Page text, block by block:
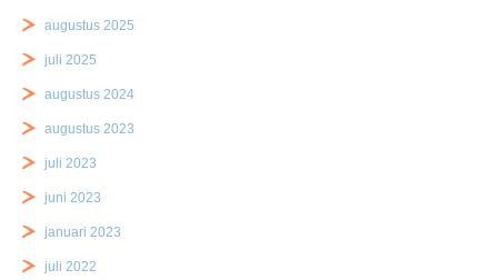
augustus 2025
juli 2025
augustus 2024
augustus 2023
juli 2023
juni 2023
januari 2023
juli 2022